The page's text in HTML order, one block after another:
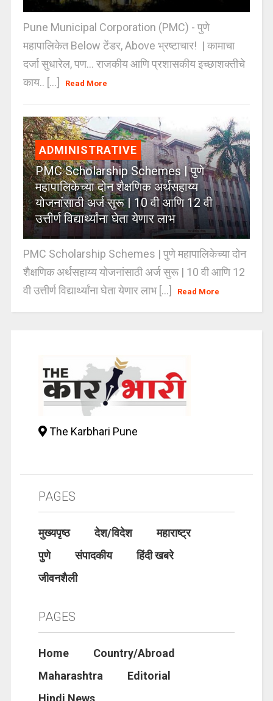
Pune Municipal Corporation (PMC) - पुणे
महापालिकेत Below टेंडर, Above भ्रष्टाचार! | कामाचा
दर्जा सुधारेल, पण… राजकीय आणि प्रशासकीय इच्छाशक्तीचे
काय.. [...]
Read More
ADMINISTRATIVE
PMC Scholarship Schemes | पुणे
महापालिकेच्या दोन शैक्षणिक अर्थसहाय्य
योजनांसाठी अर्ज सुरू | 10 वी आणि 12 वी
उत्तीर्ण विद्यार्थ्यांना घेता येणार लाभ
PMC Scholarship Schemes | पुणे महापालिकेच्या दोन
शैक्षणिक अर्थसहाय्य योजनांसाठी अर्ज सुरू | 10 वी आणि 12
वी उत्तीर्ण विद्यार्थ्यांना घेता येणार लाभ [...]
Read More
The Karbhari Pune
PAGES
मुख्यपृष्ठ देश/विदेश
महाराष्ट्र
पुणे
संपादकीय
हिंदी खबरे
जीवनशैली
PAGES
Home
Country/Abroad
Maharashtra
Editorial
Hindi News